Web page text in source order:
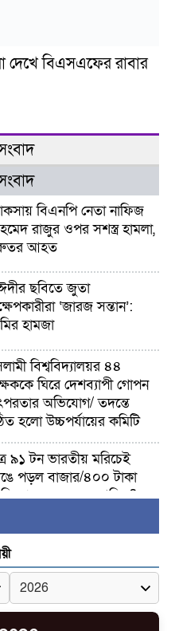
দেখে বিএসএফের রাবার
বিএনপি নেতা নাফিজ
রাজুর ওপর সশস্ত্র হামলা,
আহত
ছবিতে জুতা
‘জারজ সন্তান’:
হামজা
বিশ্ববিদ্যালয়র ৪৪
ঘিরে দেশব্যাপী গোপন
অভিযোগ/ তদন্তে
হলো উচ্চপর্যায়ের কমিটি
৯১ টন ভারতীয় মরিচেই
পড়ল বাজার/৪০০ টাকা
দাম কে ধরে রেখেছিল?
আন্দোলন ছিল সম্মিলিত,
হওয়া উচিত ঐক্য ও
ঝিনাইদহ সীমান্তে জটলা